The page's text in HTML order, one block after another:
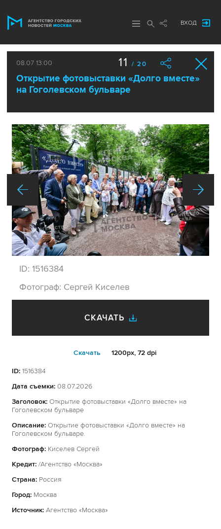
ВХОД
08.07 13:00
Открытие фотовыставки «Долго вместе»
на Гоголевском бульваре
11 / 20
ID: 1516384
Фотограф: Сергей Киселев
СКАЧАТЬ
Cкачать 1200px, 72 dpi
ID: 1516384
Дата съемки: 08.07.2026
Заголовок: Открытие фотовыставки «Долго вместе» на
Гоголевском бульваре
Описание: Открытие фотовыставки «Долго вместе» на
Гоголевском бульваре.
Фотограф: Киселев Сергей
Кредит: /Агентство «Москва»
Страна: Россия
Город: Москва
Источник: Агентство «Москва»